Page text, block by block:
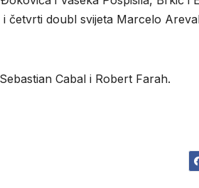
četvrti doubl svijeta Marcelo
Cabal i Robert Farah.